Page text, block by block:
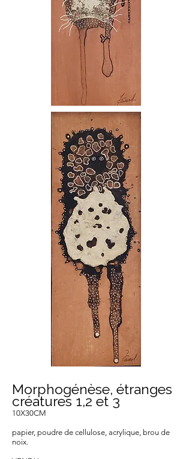
Morphogénèse, étranges
créatures 1,2 et 3
10X30CM
papier, poudre de cellulose, acrylique, brou de
noix.